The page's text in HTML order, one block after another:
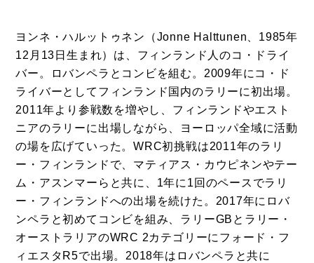
ヨンネ・ハルットゥネン（Jonne Halttunen、1985年
12月13日生まれ）は、フィンランド人のコ・ドライ
バー。ロバンペラとコンビを組む。2009年にコ・ド
ライバーとしてフィンランド国内のラリーに初出場。
2011年より参戦数を増やし、フィンランドやエスト
ニアのラリーに出場しながら、ヨーロッパ全域に活動
の場を広げていった。WRC初挑戦は2011年のラリ
ー・フィンランドで、マティアス・カウピネンやテー
ム・アスンマーらと共に、1年に1回のペースでラリ
ー・フィンランドへの出場を続けた。2017年にロバ
ンペラと初めてコンビを組み、ラリーGBとラリー・
オーストラリアのWRC 2カテゴリーにフォード・フ
ィエスタR5で出場。2018年はロバンペラと共に